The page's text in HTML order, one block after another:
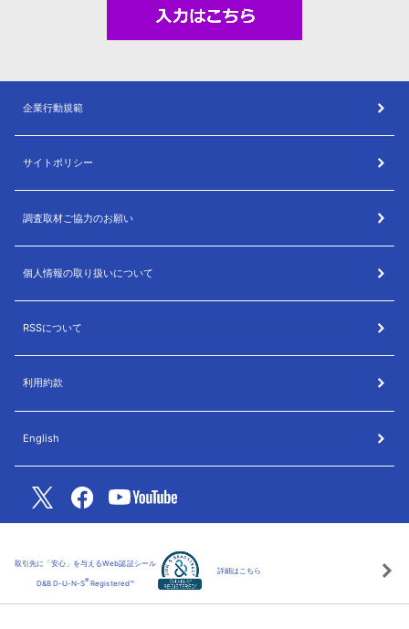
企業行動規範
サイトポリシー
調査取材ご協力のお願い
個人情報の取り扱いについて
RSSについて
利用約款
English
取引先に「安心」を与えるWeb認証シール
D&B D-U-N-S® Registered™
詳細はこちら